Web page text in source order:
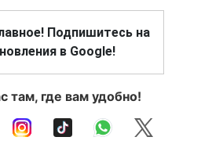
Подпишитесь на
в Google!
там, где вам удобно!